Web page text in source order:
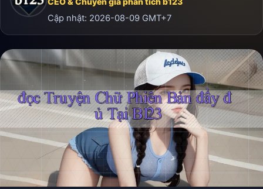
Cập nhật: 2026-08-09 GMT+7